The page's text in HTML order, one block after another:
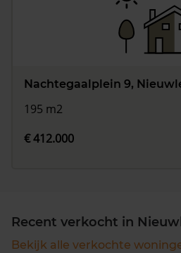
Nachtegaalplein 9,
195 m2
€ 412.000
Recent verkocht in
Bekijk alle verkochte